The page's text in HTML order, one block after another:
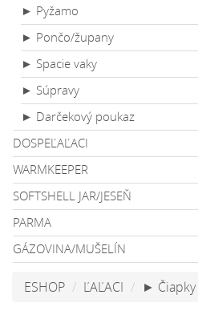
► Pyžamo
► Pončo/župany
► Spacie vaky
► Súpravy
► Darčekový poukaz
DOSPEĽAĽACI
WARMKEEPER
SOFTSHELL JAR/JESEŇ
PARMA
GÁZOVINA/MUŠELÍN
ESHOP ĽAĽACI ► Čiapky